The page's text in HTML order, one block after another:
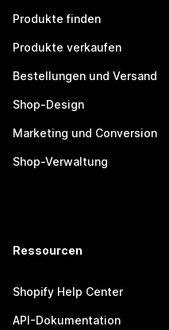
Produkte finden
Produkte verkaufen
Bestellungen und Versand
Shop-Design
Marketing und Conversion
Shop-Verwaltung
Ressourcen
Shopify Help Center
API-Dokumentation